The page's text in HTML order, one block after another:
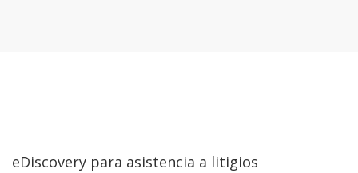
eDiscovery para asistencia a litigios